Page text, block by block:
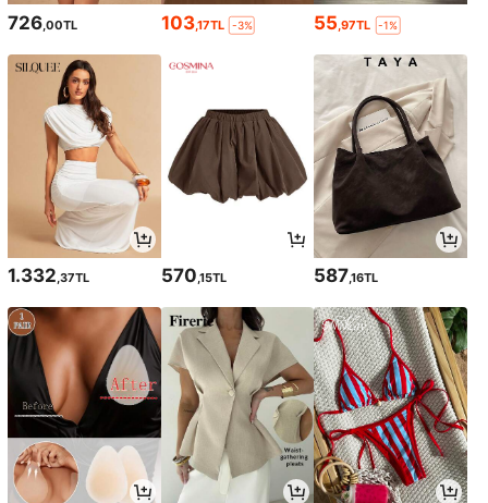
726 ,00TL 103,17TL -3% 55 ,97TL -1%
1.332 ,37TL 570 ,15TL 587,16TL